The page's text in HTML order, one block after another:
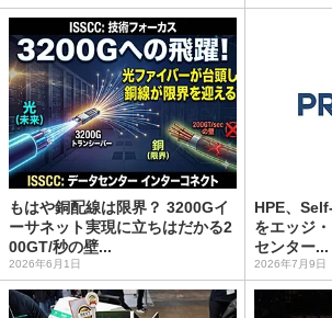
もはや銅配線は限界？ 3200Gイ
ーサネット実現に立ちはだかる2
00GT/秒の壁...
2026年6月1日
HPE、
をエッジ
センター...
2026年7月9日